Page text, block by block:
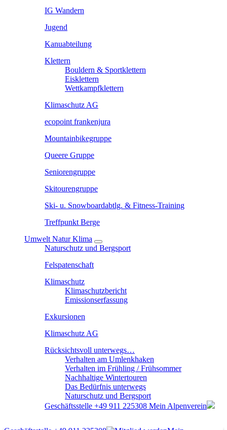
IG Wandern
Jugend
Kanuabteilung
Klettern
Bouldern & Sportklettern
Eisklettern
Wettkampfklettern
Klimaschutz AG
ecopoint frankenjura
Mountainbikegruppe
Queere Gruppe
Seniorengruppe
Skitourengruppe
Ski- u. Snowboardabtlg. & Fitness-Training
Treffpunkt Berge
Umwelt Natur Klima
Naturschutz und Bergsport
Felspatenschaft
Klimaschutz
Klimaschutzbericht
Emissionserfassung
Exkursionen
Klimaschutz AG
Rücksichtsvoll unterwegs…
Verhalten am Umlenkhaken
Verhalten im Frühling / Frühsommer
Nachhaltige Wintertouren
Das Bedürfnis unterwegs
Naturschutz und Bergsport
Geschäftsstelle +49 911 225308 Mein Alpenverein